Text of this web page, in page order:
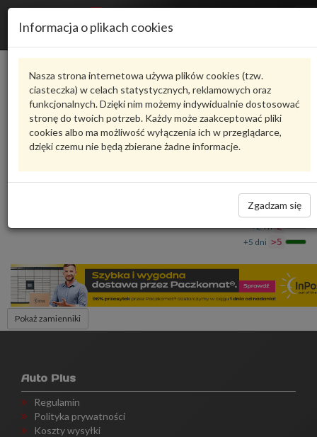
Informacja o plikach cookies
Nasza strona internetowa używa plików cookies (tzw.
ciasteczka) w celach statystycznych, reklamowych oraz
funkcjonalnych. Dzięki nim możemy indywidualnie dostosować
stronę do twoich potrzeb. Każdy może zaakceptować pliki
cookies albo ma możliwość wyłączenia ich w przeglądarce,
dzięki czemu nie będą zbierane żadne informacje.
Zgadzam się
Karta produktu
4M0816741CNVAG
VAG - produkt oryginalny VW AUDI SEAT SKODA
Przewód czynnika chłodniczego 4M0816741CN VAG
1 054,90 zł
Dostępność
Wrocław 0
+24 h 2
+5 dni >5
Pokaż zamienniki
Auto Plus
Regulamin
Polityka prywatności
Koszty wysyłki